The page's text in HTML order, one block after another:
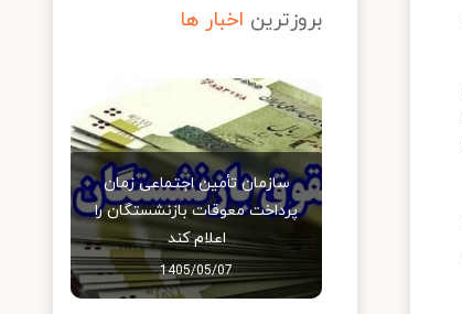
بروزترین اخبار ها
سازمان تأمین اجتماعی زمان
پرداخت معوقات بازنشستگان را
اعلام کند
1405/05/07